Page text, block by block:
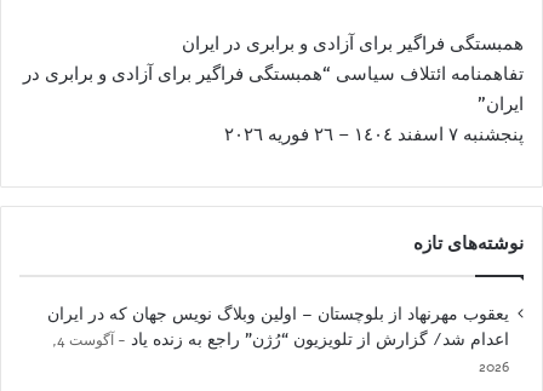
همبستگی فراگير برای آزادی و برابری در ايران
تفاهمنامه ائتلاف سياسی “همبستگی فراگير برای آزادی و برابری در
ايران”
پنجشنبه ٧ اسفند ١٤٠٤ – ٢٦ فوريه ٢٠٢٦
نوشته‌های تازه
یعقوب مهرنهاد از بلوچستان – اولین وبلاگ نویس جهان که در ایران
اعدام شد/ گزارش از تلویزیون “رُژن” راجع به زنده یاد
آگوست 4,
2026